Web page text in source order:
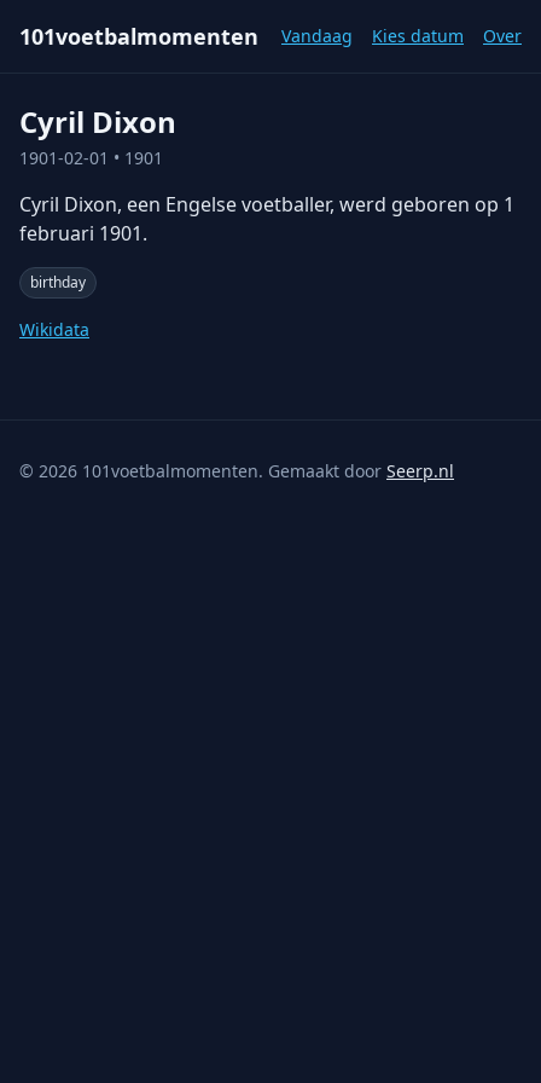
101voetbalmomenten Vandaag Kies datum Over
Cyril Dixon
1901-02-01 • 1901
Cyril Dixon, een Engelse voetballer, werd geboren op 1
februari 1901.
birthday
Wikidata
© 2026 101voetbalmomenten. Gemaakt door Seerp.nl